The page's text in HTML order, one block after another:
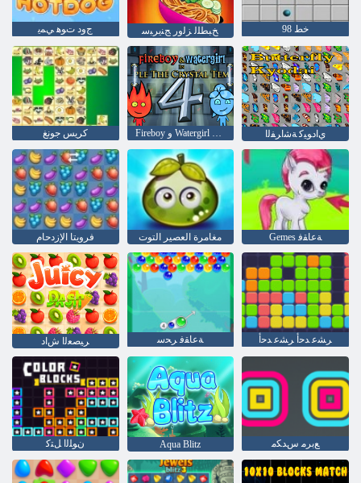
ﺝﻭﺩ ﺕﻮﻫ ﻲﻤﻳ ﺦﺒﻄﻠﻟ ﺰﻟﻭﺭ ﺞﻨﻳﺮﺒﺳ خط 98
كريس جونغ Fireboy ﻭ Watergirl 4: Crystal Temple ﻱﺍﺩﻮﻴﻛ ﺔﺷﺍﺮﻔﻟﺍ
فرويتا الإزدحام مغامرة العصير التوت Gemes ﺔﻋﺎﻘﻓ
ﺮﻴﺼﻌﻟﺍ ﺵﺍﺩ ﺔﻋﺎﻘﻓ ﺮﺤﺳ ﺮﺸﻋ ﺪﺣﺃ ﺮﺸﻋ ﺪﺣﺃ
ﻥﻮﻠﻟﺍ ﻞﺘﻛ Aqua Blitz ﻊﺑﺮﻣ ﺱﺪﻜﻣ